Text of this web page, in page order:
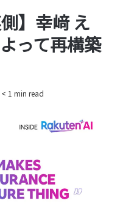
】幸﨑 え
って再構築
< 1 min read